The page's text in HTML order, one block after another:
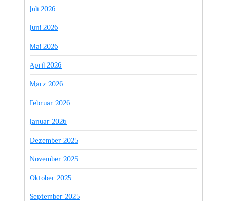
Juli 2026
Juni 2026
Mai 2026
April 2026
März 2026
Februar 2026
Januar 2026
Dezember 2025
November 2025
Oktober 2025
September 2025